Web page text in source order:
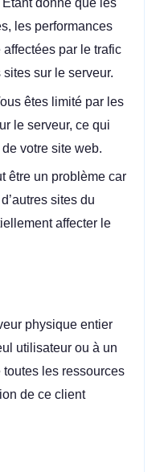
donné que les
les performances
par le trafic
sur le serveur.
êtes limité par les
le serveur, ce qui
votre site web.
être un problème car
sites du
affecter le
physique entier
utilisateur ou à un
les ressources
de ce client